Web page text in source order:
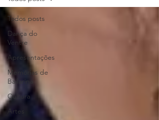
Todos posts
Dança do
Ventre
Apresentações
Memórias de
Bailarina
Cultura
Artes